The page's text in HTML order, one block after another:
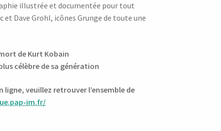
illustrée et documentée pour tout
Dave Grohl, icônes Grunge de toute une
de Kurt Kobain
célèbre de sa génération
veuillez retrouver l’ensemble de
im.fr/